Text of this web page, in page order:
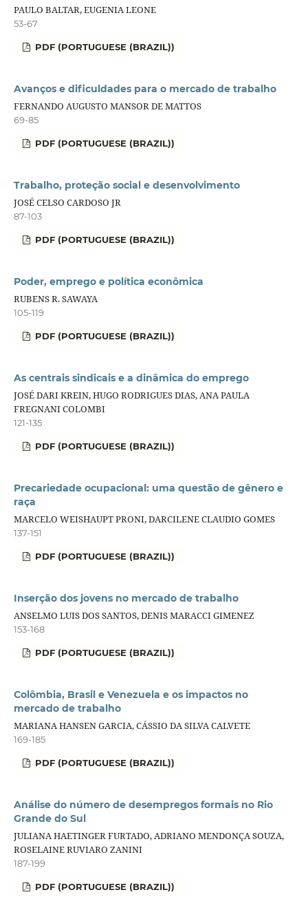
PAULO BALTAR, EUGENIA LEONE
53-67
PDF (PORTUGUESE (BRAZIL))
Avanços e dificuldades para o mercado de trabalho
FERNANDO AUGUSTO MANSOR DE MATTOS
69-85
PDF (PORTUGUESE (BRAZIL))
Trabalho, proteção social e desenvolvimento
JOSÉ CELSO CARDOSO JR
87-103
PDF (PORTUGUESE (BRAZIL))
Poder, emprego e política econômica
RUBENS R. SAWAYA
105-119
PDF (PORTUGUESE (BRAZIL))
As centrais sindicais e a dinâmica do emprego
JOSÉ DARI KREIN, HUGO RODRIGUES DIAS, ANA PAULA
FREGNANI COLOMBI
121-135
PDF (PORTUGUESE (BRAZIL))
Precariedade ocupacional: uma questão de gênero e
raça
MARCELO WEISHAUPT PRONI, DARCILENE CLAUDIO GOMES
137-151
PDF (PORTUGUESE (BRAZIL))
Inserção dos jovens no mercado de trabalho
ANSELMO LUIS DOS SANTOS, DENIS MARACCI GIMENEZ
153-168
PDF (PORTUGUESE (BRAZIL))
Colômbia, Brasil e Venezuela e os impactos no
mercado de trabalho
MARIANA HANSEN GARCIA, CÁSSIO DA SILVA CALVETE
169-185
PDF (PORTUGUESE (BRAZIL))
Análise do número de desempregos formais no Rio
Grande do Sul
JULIANA HAETINGER FURTADO, ADRIANO MENDONÇA SOUZA,
ROSELAINE RUVIARO ZANINI
187-199
PDF (PORTUGUESE (BRAZIL))